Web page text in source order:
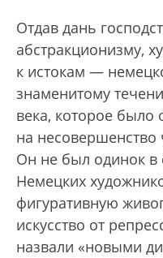
Отдав дань
абстракционизму,
к истокам —
знаменитому
века, которое было
на несовершенство
Он не был одинок в
Немецких
фигуративную
искусство от
назвали «новыми